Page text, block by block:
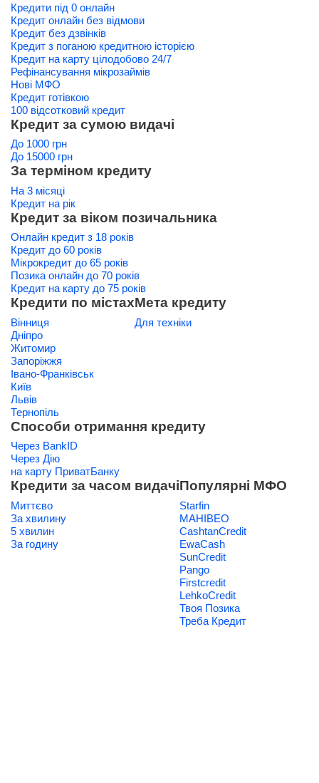
Кредити під 0 онлайн
Кредит онлайн без відмови
Кредит без дзвінків
Кредит з поганою кредитною історією
Кредит на карту цілодобово 24/7
Рефінансування мікрозаймів
Нові МФО
Кредит готівкою
100 відсотковий кредит
Кредит за сумою видачі
До 1000 грн
До 15000 грн
За терміном кредиту
На 3 місяці
Кредит на рік
Кредит за віком позичальника
Онлайн кредит з 18 років
Кредит до 60 років
Мікрокредит до 65 років
Позика онлайн до 70 років
Кредит на карту до 75 років
Кредити по містах
Вінниця
Дніпро
Житомир
Запоріжжя
Івано-Франківськ
Київ
Львів
Тернопіль
Мета кредиту
Для техніки
Способи отримання кредиту
Через BankID
Через Дію
на карту ПриватБанку
Кредити за часом видачі
Миттєво
За хвилину
5 хвилин
За годину
Популярні МФО
Starfin
МАНІВЕО
CashtanCredit
EwaCash
SunCredit
Pango
Firstcredit
LehkoCredit
Твоя Позика
Треба Кредит